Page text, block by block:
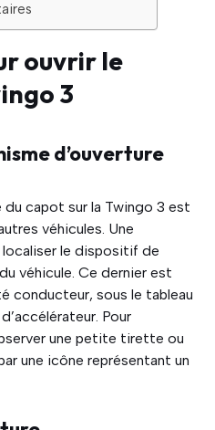
ouvrir le
3
d’ouverture
du capot sur la Twingo 3 est
véhicules. Une
le dispositif de
véhicule. Ce dernier est
conducteur, sous le tableau
Pour
une petite tirette ou
une icône représentant un